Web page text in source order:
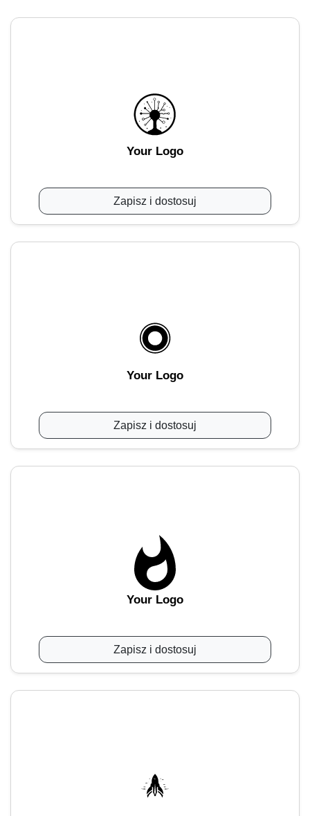
Your Logo
Zapisz i dostosuj
Your Logo
Zapisz i dostosuj
Your Logo
Zapisz i dostosuj